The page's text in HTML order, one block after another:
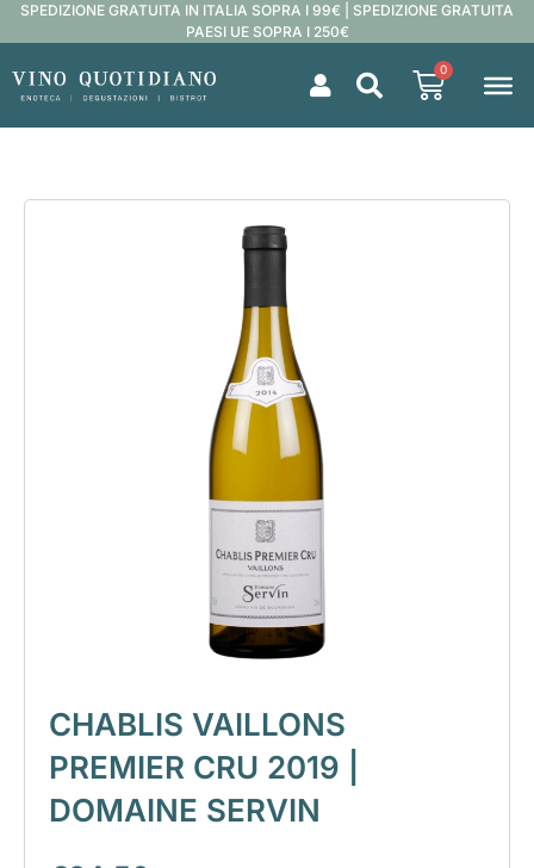
SPEDIZIONE GRATUITA IN ITALIA SOPRA I 99€ | SPEDIZIONE GRATUITA
PAESI UE SOPRA I 250€
0
CHABLIS VAILLONS
PREMIER CRU 2019 |
DOMAINE SERVIN